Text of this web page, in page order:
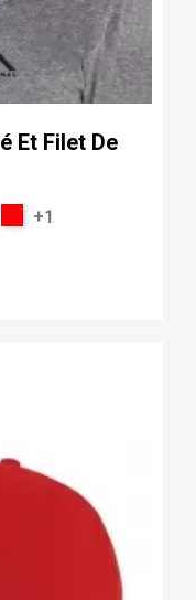
Et Filet De
+1